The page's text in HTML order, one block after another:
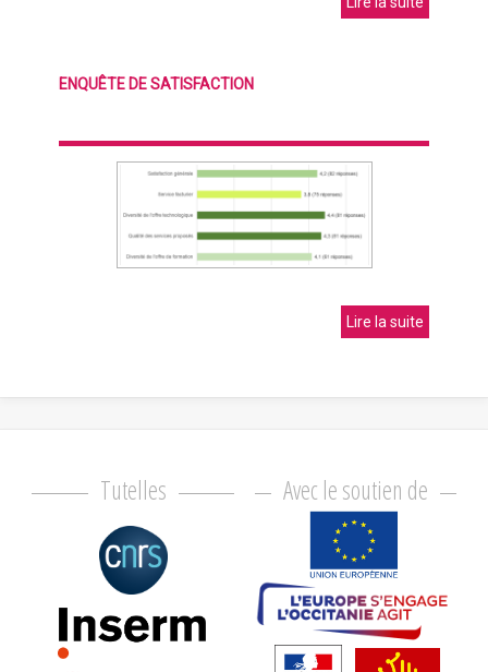
ENQUÊTE DE SATISFACTION
Lire la suite
Tutelles Avec le soutien de